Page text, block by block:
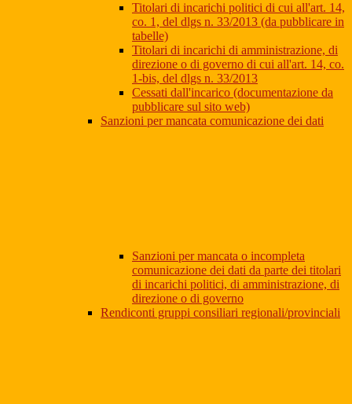
Titolari di incarichi politici di cui all'art. 14,
co. 1, del dlgs n. 33/2013 (da pubblicare in
tabelle)
Titolari di incarichi di amministrazione, di
direzione o di governo di cui all'art. 14, co.
1-bis, del dlgs n. 33/2013
Cessati dall'incarico (documentazione da
pubblicare sul sito web)
Sanzioni per mancata comunicazione dei dati
Sanzioni per mancata o incompleta
comunicazione dei dati da parte dei titolari
di incarichi politici, di amministrazione, di
direzione o di governo
Rendiconti gruppi consiliari regionali/provinciali